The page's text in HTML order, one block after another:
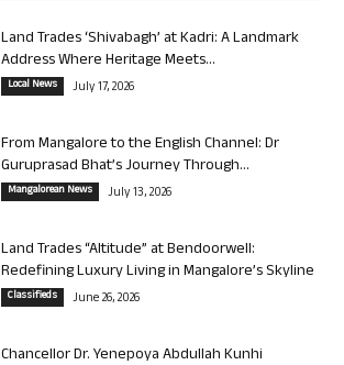
Land Trades ‘Shivabagh’ at Kadri: A Landmark
Address Where Heritage Meets...
Local News July 17, 2026
From Mangalore to the English Channel: Dr
Guruprasad Bhat’s Journey Through...
Mangalorean News July 13, 2026
Land Trades “Altitude” at Bendoorwell:
Redefining Luxury Living in Mangalore’s Skyline
Classifieds June 26, 2026
Chancellor Dr. Yenepoya Abdullah Kunhi